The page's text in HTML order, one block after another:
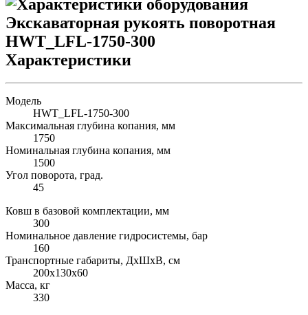
Характеристики
Модель
HWT_LFL-1750-300
Максимальная глубина копания, мм
1750
Номинальная глубина копания, мм
1500
Угол поворота, град.
45
Ковш в базовой комплектации, мм
300
Номинальное давление гидросистемы, бар
160
Транспортные габариты, ДхШхВ, см
200х130х60
Масса, кг
330